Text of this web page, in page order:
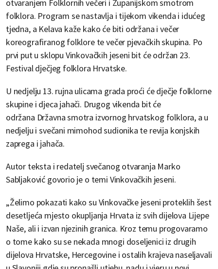
otvaranjem Folklornih večeri i Županijskom smotrom
folklora. Program se nastavlja i tijekom vikenda i idućeg
tjedna, a Kelava kaže kako će biti održana i večer
koreografiranog folklore te večer pjevačkih skupina. Po
prvi put u sklopu Vinkovačkih jeseni bit će održan 23.
Festival dječjeg folklora Hrvatske.
U nedjelju 13. rujna ulicama grada proći će dječje folklorne
skupine i djeca jahači. Drugog vikenda bit će
održana Državna smotra izvornog hrvatskog folklora, a u
nedjelju i svečani mimohod sudionika te revija konjskih
zaprega i jahača.
Autor teksta i redatelj svečanog otvaranja Marko
Sabljaković govorio je o temi Vinkovačkih jeseni.
„Želimo pokazati kako su Vinkovačke jeseni proteklih šest
desetljeća mjesto okupljanja Hrvata iz svih dijelova Lijepe
Naše, ali i izvan njezinih granica. Kroz temu progovaramo
o tome kako su se nekada mnogi doseljenici iz drugih
dijelova Hrvatske, Hercegovine i ostalih krajeva naseljavali